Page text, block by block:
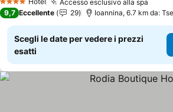
4 Stelle Accesso esclusivo alla spa
9,7 Eccellente 29 Ioannina, 6.7 km da:
Scegli le date per vedere i prezzi
esatti